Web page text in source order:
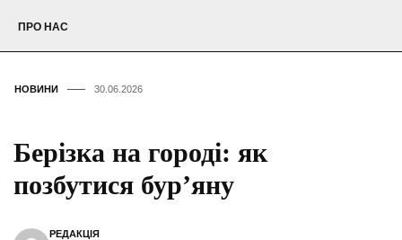
ПРО НАС
НОВИНИ 30.06.2026
Берізка на городі: як
позбутися бур’яну
РЕДАКЦІЯ